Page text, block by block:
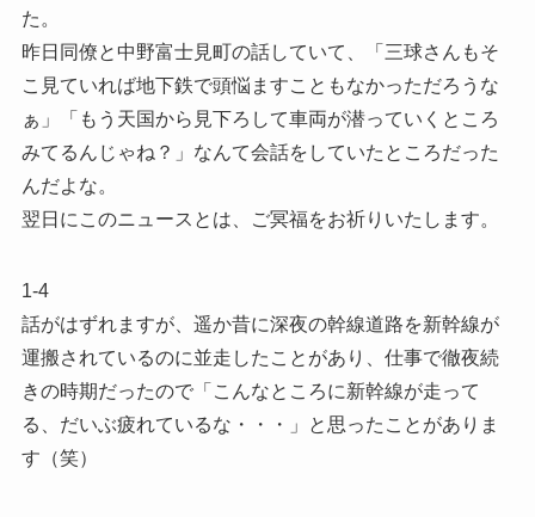
た。
昨日同僚と中野富士見町の話していて、「三球さんもそ
こ見ていれば地下鉄で頭悩ますこともなかっただろうな
ぁ」「もう天国から見下ろして車両が潜っていくところ
みてるんじゃね？」なんて会話をしていたところだった
んだよな。
翌日にこのニュースとは、ご冥福をお祈りいたします。
1-4
話がはずれますが、遥か昔に深夜の幹線道路を新幹線が
運搬されているのに並走したことがあり、仕事で徹夜続
きの時期だったので「こんなところに新幹線が走って
る、だいぶ疲れているな・・・」と思ったことがありま
す（笑）